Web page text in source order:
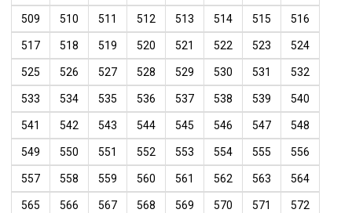
509 510 511 512 513 514 515 516
517 518 519 520 521 522 523 524
525 526 527 528 529 530 531 532
533 534 535 536 537 538 539 540
541 542 543 544 545 546 547 548
549 550 551 552 553 554 555 556
557 558 559 560 561 562 563 564
565 566 567 568 569 570 571 572